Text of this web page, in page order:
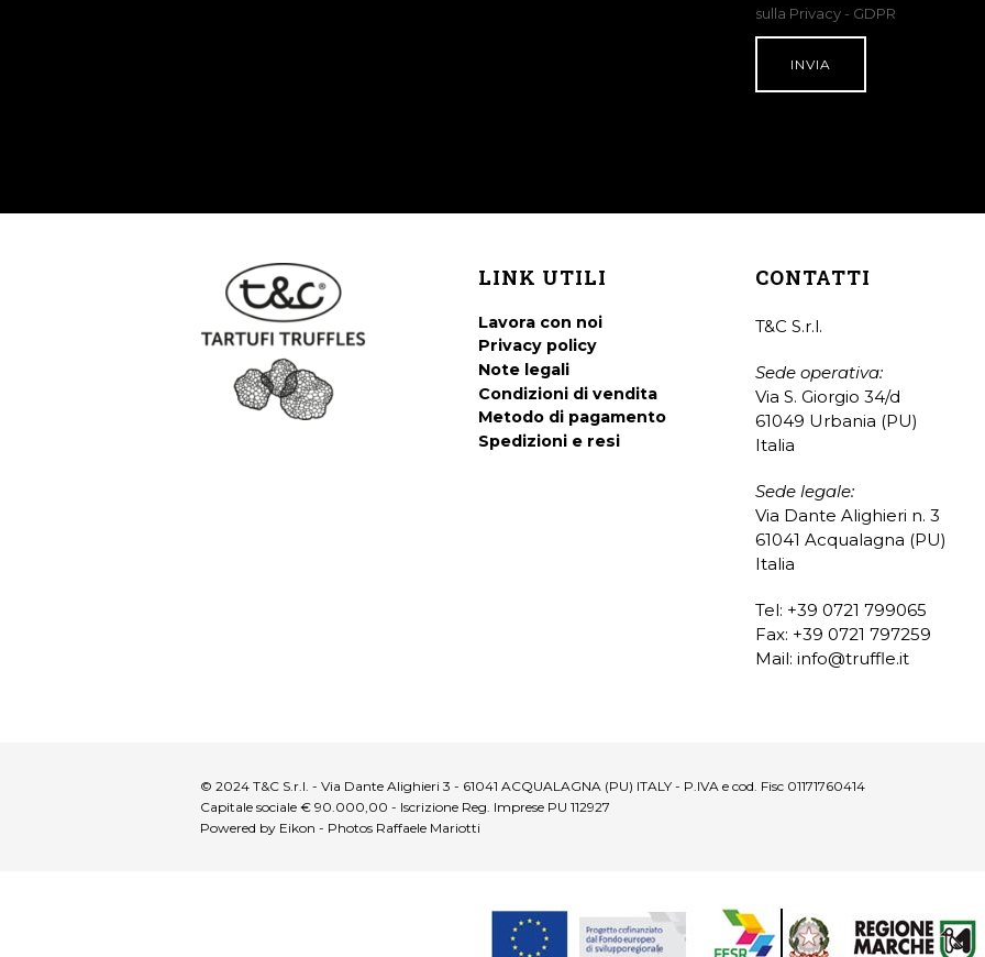
sulla Privacy - GDPR
LINK UTILI
Lavora con noi
Privacy policy
Note legali
Condizioni di vendita
Metodo di pagamento
Spedizioni e resi
CONTATTI
T&C S.r.l.
Sede operativa:
Via S. Giorgio 34/d
61049 Urbania (PU)
Italia
Sede legale:
Via Dante Alighieri n. 3
61041 Acqualagna (PU)
Italia
Tel: +39 0721 799065
Fax: +39 0721 797259
Mail: info@truffle.it
© 2024 T&C S.r.l. - Via Dante Alighieri 3 - 61041 ACQUALAGNA (PU) ITALY - P.IVA e cod. Fisc 01171760414
Capitale sociale € 90.000,00 - Iscrizione Reg. Imprese PU 112927
Powered by Eikon - Photos Raffaele Mariotti